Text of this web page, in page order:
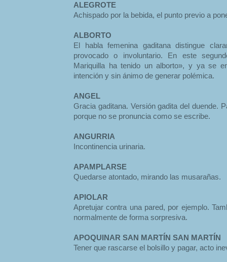
ALEGROTE
Achispado por la bebida, el punto previo a
ALBORTO
El habla femenina gaditana distingue
provocado o involuntario. En este
Mariquilla ha tenido un alborto», y ya se
intención y sin ánimo de generar polémica.
ANGEL
Gracia gaditana. Versión gadita del duende.
porque no se pronuncia como se escribe.
ANGURRIA
Incontinencia urinaria.
APAMPLARSE
Quedarse atontado, mirando las musarañas.
APIOLAR
Apretujar contra una pared, por ejemplo.
normalmente de forma sorpresiva.
APOQUINAR SAN MARTÍN SAN MARTÍN
Tener que rascarse el bolsillo y pagar, acto